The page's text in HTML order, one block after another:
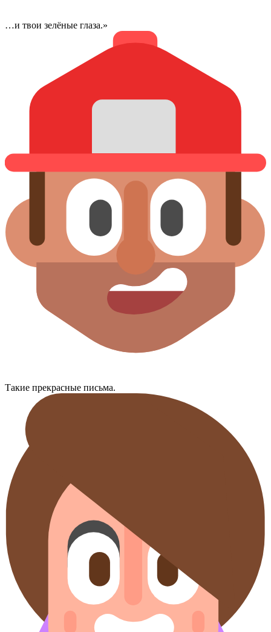
…и твои зелёные глаза​.»
Такие прекрасные письма.